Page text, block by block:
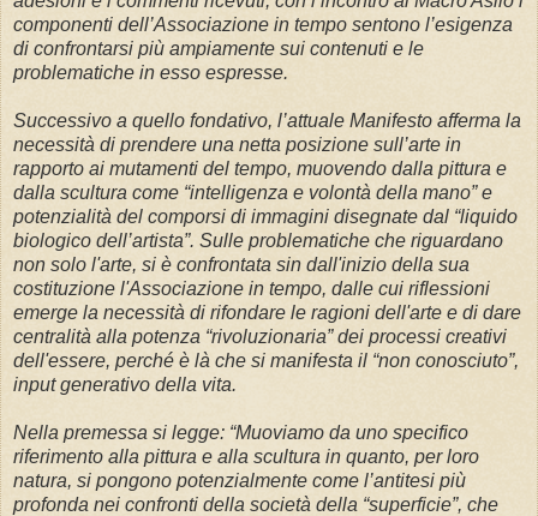
componenti dell’Associazione in tempo sentono l’esigenza
di confrontarsi più ampiamente sui contenuti e le
problematiche in esso espresse.
Successivo a quello fondativo, l’attuale Manifesto afferma la
necessità di prendere una netta posizione sull’arte in
rapporto ai mutamenti del tempo, muovendo dalla pittura e
dalla scultura come “intelligenza e volontà della mano” e
potenzialità del comporsi di immagini disegnate dal “liquido
biologico dell’artista”. Sulle problematiche che riguardano
non solo l'arte, si è confrontata sin dall'inizio della sua
costituzione l'Associazione in tempo, dalle cui riflessioni
emerge la necessità di rifondare le ragioni dell'arte e di dare
centralità alla potenza “rivoluzionaria” dei processi creativi
dell'essere, perché è là che si manifesta il “non conosciuto”,
input generativo della vita.
Nella premessa si legge: “Muoviamo da uno specifico
riferimento alla pittura e alla scultura in quanto, per loro
natura, si pongono potenzialmente come l’antitesi più
profonda nei confronti della società della “superficie”, che